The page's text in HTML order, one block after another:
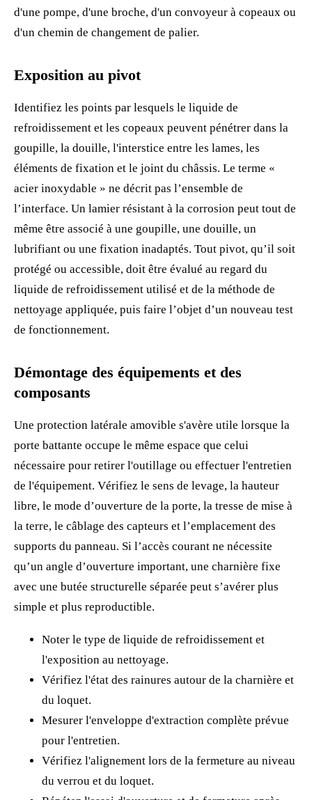
d'une pompe, d'une broche, d'un convoyeur à copeaux ou
d'un chemin de changement de palier.
Exposition au pivot
Identifiez les points par lesquels le liquide de
refroidissement et les copeaux peuvent pénétrer dans la
goupille, la douille, l'interstice entre les lames, les
éléments de fixation et le joint du châssis. Le terme «
acier inoxydable » ne décrit pas l’ensemble de
l’interface. Un lamier résistant à la corrosion peut tout de
même être associé à une goupille, une douille, un
lubrifiant ou une fixation inadaptés. Tout pivot, qu’il soit
protégé ou accessible, doit être évalué au regard du
liquide de refroidissement utilisé et de la méthode de
nettoyage appliquée, puis faire l’objet d’un nouveau test
de fonctionnement.
Démontage des équipements et des
composants
Une protection latérale amovible s'avère utile lorsque la
porte battante occupe le même espace que celui
nécessaire pour retirer l'outillage ou effectuer l'entretien
de l'équipement. Vérifiez le sens de levage, la hauteur
libre, le mode d’ouverture de la porte, la tresse de mise à
la terre, le câblage des capteurs et l’emplacement des
supports du panneau. Si l’accès courant ne nécessite
qu’un angle d’ouverture important, une charnière fixe
avec une butée structurelle séparée peut s’avérer plus
simple et plus reproductible.
Noter le type de liquide de refroidissement et
l'exposition au nettoyage.
Vérifiez l'état des rainures autour de la charnière et
du loquet.
Mesurer l'enveloppe d'extraction complète prévue
pour l'entretien.
Vérifiez l'alignement lors de la fermeture au niveau
du verrou et du loquet.